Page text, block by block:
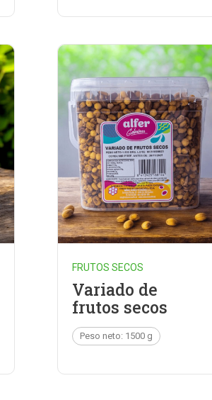
FRUTOS SECOS
Variado de
frutos secos
Peso neto: 1500 g